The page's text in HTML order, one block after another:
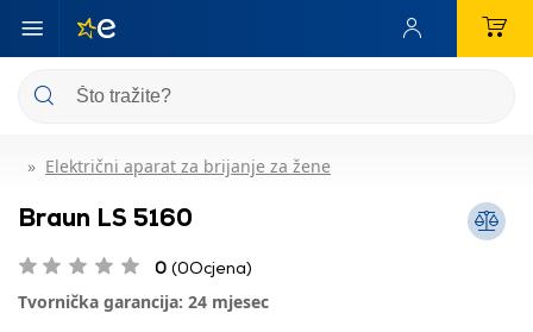
Električni aparat za brijanje za žene
Braun LS 5160
0 (0Ocjena)
Tvornička garancija: 24 mjesec